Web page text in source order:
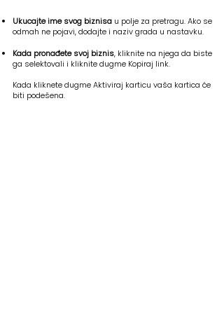
Ukucajte ime svog biznisa u polje za pretragu. Ako se
odmah ne pojavi, dodajte i naziv grada u nastavku.
Kada pronađete svoj biznis, kliknite na njega da biste
ga selektovali i kliknite dugme Kopiraj link.
Kada kliknete dugme Aktiviraj karticu vaša kartica će
biti podešena.